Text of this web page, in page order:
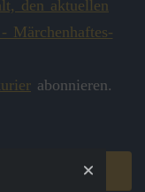
abonnieren.